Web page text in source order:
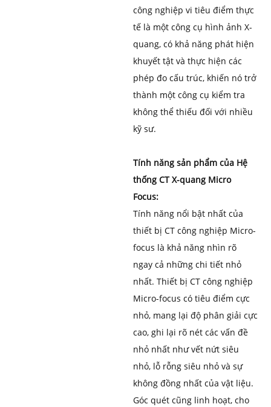
công nghiệp vi tiêu điểm thực
tế là một công cụ hình ảnh X-
quang, có khả năng phát hiện
khuyết tật và thực hiện các
phép đo cấu trúc, khiến nó trở
thành một công cụ kiểm tra
không thể thiếu đối với nhiều
kỹ sư.
Tính năng sản phẩm của Hệ
thống CT X-quang Micro
Focus:
Tính năng nổi bật nhất của
thiết bị CT công nghiệp Micro-
focus là khả năng nhìn rõ
ngay cả những chi tiết nhỏ
nhất. Thiết bị CT công nghiệp
Micro-focus có tiêu điểm cực
nhỏ, mang lại độ phân giải cực
cao, ghi lại rõ nét các vấn đề
nhỏ nhất như vết nứt siêu
nhỏ, lỗ rỗng siêu nhỏ và sự
không đồng nhất của vật liệu.
Góc quét cũng linh hoạt, cho